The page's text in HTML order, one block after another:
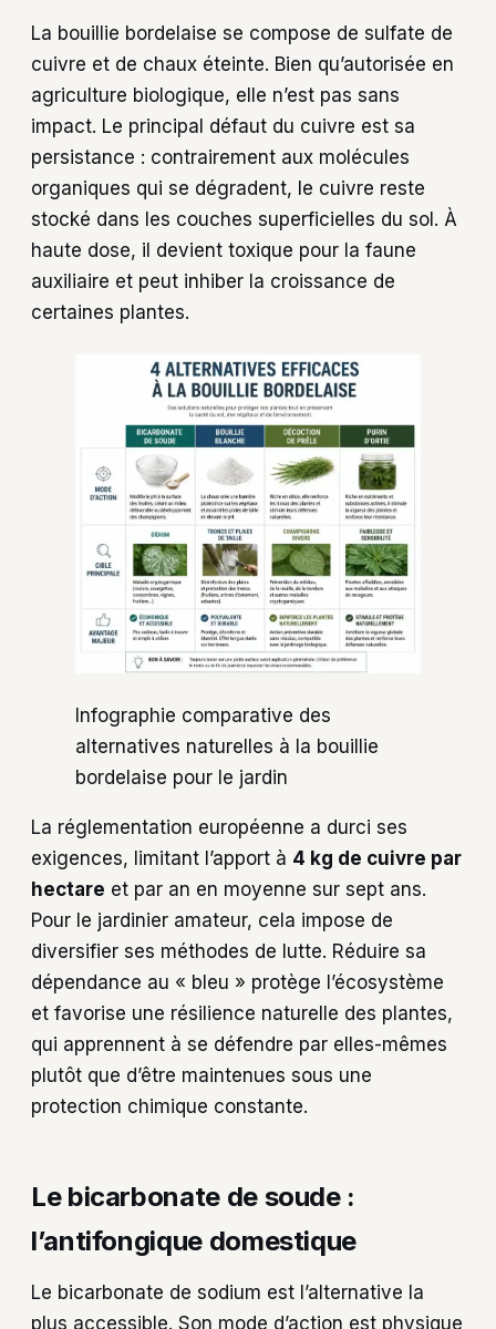
La bouillie bordelaise se compose de sulfate de
cuivre et de chaux éteinte. Bien qu’autorisée en
agriculture biologique, elle n’est pas sans
impact. Le principal défaut du cuivre est sa
persistance : contrairement aux molécules
organiques qui se dégradent, le cuivre reste
stocké dans les couches superficielles du sol. À
haute dose, il devient toxique pour la faune
auxiliaire et peut inhiber la croissance de
certaines plantes.
Infographie comparative des
alternatives naturelles à la bouillie
bordelaise pour le jardin
La réglementation européenne a durci ses
exigences, limitant l’apport à 4 kg de cuivre par
hectare et par an en moyenne sur sept ans.
Pour le jardinier amateur, cela impose de
diversifier ses méthodes de lutte. Réduire sa
dépendance au « bleu » protège l’écosystème
et favorise une résilience naturelle des plantes,
qui apprennent à se défendre par elles-mêmes
plutôt que d’être maintenues sous une
protection chimique constante.
Le bicarbonate de soude :
l’antifongique domestique
Le bicarbonate de sodium est l’alternative la
plus accessible. Son mode d’action est physique